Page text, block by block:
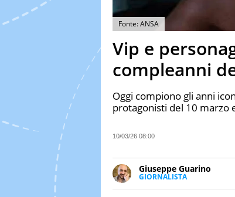
Fonte: ANSA
Vip e
compleanni
Oggi compiono gli anni
protagonisti del 10 marzo
10/03/26 08:00
Giuseppe Guarino
GIORNALISTA
Ph(D) in Diritto